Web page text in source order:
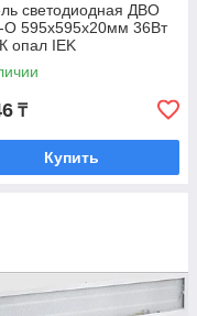
светодиодная ДВО
О 595х595х20мм 36Вт
опал IEK
₸
Купить